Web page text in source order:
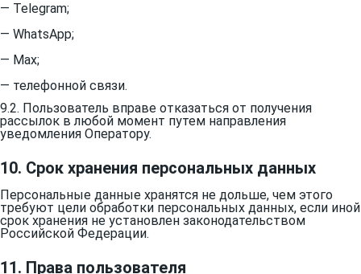
— Telegram;
— WhatsApp;
— Max;
— телефонной связи.
9.2. Пользователь вправе отказаться от получения
рассылок в любой момент путем направления
уведомления Оператору.
10. Срок хранения персональных данных
Персональные данные хранятся не дольше, чем этого
требуют цели обработки персональных данных, если иной
срок хранения не установлен законодательством
Российской Федерации.
11. Права пользователя